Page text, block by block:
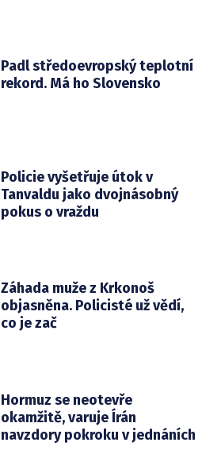
Padl středoevropský teplotní
rekord. Má ho Slovensko
Policie vyšetřuje útok v
Tanvaldu jako dvojnásobný
pokus o vraždu
Záhada muže z Krkonoš
objasněna. Policisté už vědí,
co je zač
Hormuz se neotevře
okamžitě, varuje Írán
navzdory pokroku v jednáních